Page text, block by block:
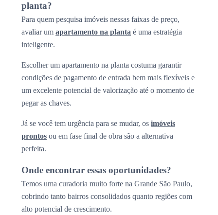
planta?
Para quem pesquisa imóveis nessas faixas de preço,
avaliar um apartamento na planta é uma estratégia
inteligente.
Escolher um apartamento na planta costuma garantir
condições de pagamento de entrada bem mais flexíveis e
um excelente potencial de valorização até o momento de
pegar as chaves.
Já se você tem urgência para se mudar, os imóveis
prontos ou em fase final de obra são a alternativa
perfeita.
Onde encontrar essas oportunidades?
Temos uma curadoria muito forte na Grande São Paulo,
cobrindo tanto bairros consolidados quanto regiões com
alto potencial de crescimento.